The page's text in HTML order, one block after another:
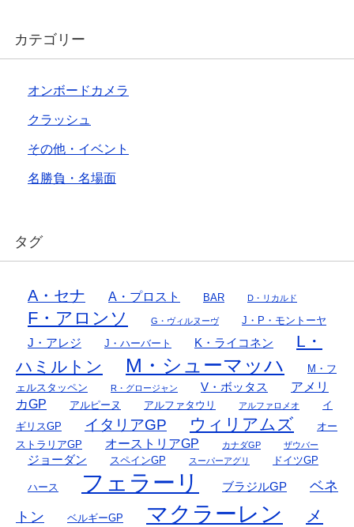
カテゴリー
オンボードカメラ
クラッシュ
その他・イベント
名勝負・名場面
タグ
A・セナ A・プロスト BAR D・リカルド
F・アロンソ G・ヴィルヌーヴ J・P・モントーヤ
J・アレジ J・ハーバート K・ライコネン
L・
ハミルトン
M・シューマッハ
M・フ
ェルスタッペン
R・グロージャン V・ボッタス
アメリ
カGP
アルピーヌ アルファタウリ アルファロメオ
イ
ギリスGP
イタリアGP ウィリアムズ
オー
ストラリアGP
オーストリアGP カナダGP ザウバー
ジョーダン スペインGP スーパーアグリ ドイツGP
ハース フェラーリ ブラジルGP
ベネ
トン
ベルギーGP マクラーレン
メ